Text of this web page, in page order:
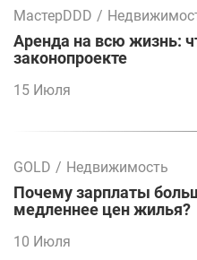
МастерDDD /
Аренда на всю жизнь:
законопроекте
15 Июля
GOLD / Недвижимость
Почему зарплаты
медленнее цен жилья?
10 Июля